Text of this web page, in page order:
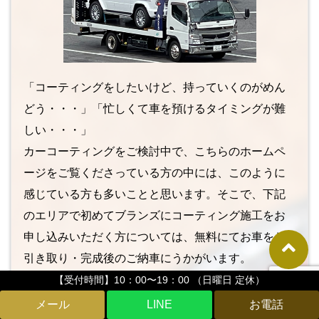
【受付時間】10：00〜19：00 （日曜日 定休）
LINE
「コーティングをしたいけど、持っていくのがめん
どう・・・」「忙しくて車を預けるタイミングが難
しい・・・」
カーコーティングをご検討中で、こちらのホームペ
ージをご覧くださっている方の中には、このように
感じている方も多いことと思います。そこで、下記
のエリアで初めてブランズにコーティング施工をお
申し込みいただく方については、無料にてお車をお
引き取り・完成後のご納車にうかがいます。
もちろん、あなたの大切な愛車に万が一のことがな
いように、積載車にて輸送。